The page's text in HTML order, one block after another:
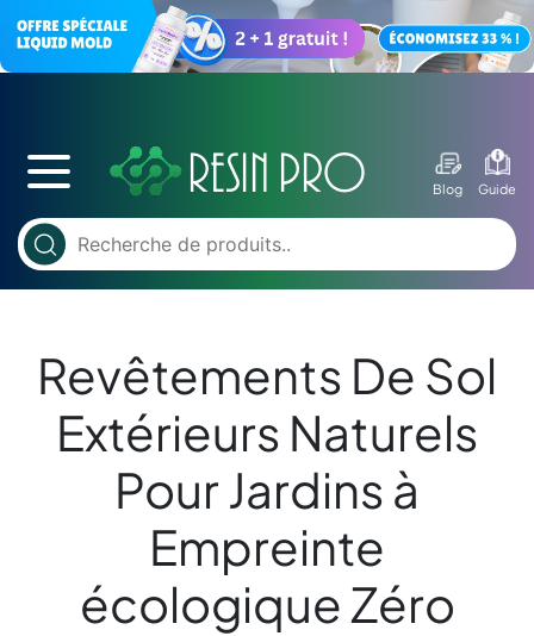
Blog Guide
Revêtements De Sol
Extérieurs Naturels
Pour Jardins à
Empreinte
écologique Zéro